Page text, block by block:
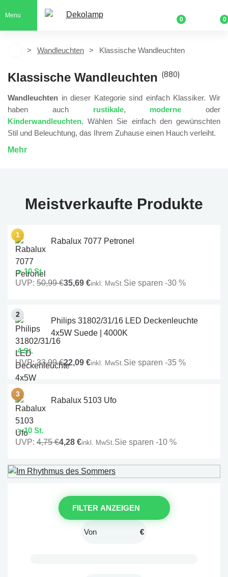
Menu
0 0
Wandleuchten Klassische Wandleuchten
Klassische Wandleuchten (880)
Wandleuchten in dieser Kategorie sind einfach Klassiker. Wir
haben auch rustikale, moderne oder
Kinderwandleuchten. Wählen Sie einfach den gewünschten
Stil und Beleuchtung, das Ihrem Zuhause einen Hauch verleiht.
Mehr
Meistverkaufte Produkte
Rabalux 7077 Petronel
> 10 St.
UVP: 50,99 €35,69 €inkl. MwSt. Sie sparen -30 %
Philips 31802/31/16 LED Deckenleuchte
4x5W Suede | 4000K
4 St.
UVP:33,99 €22,09 €inkl. MwSt. Sie sparen -35 %
Rabalux 5103 Ufo
> 10 St.
UVP: 4,75 €4,28 €inkl. MwSt. Sie sparen -10 %
FILTER ANZEIGEN
€